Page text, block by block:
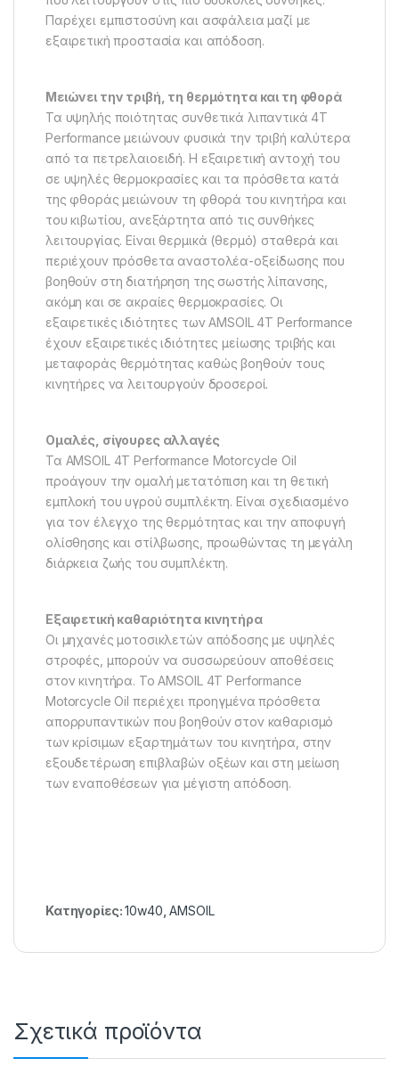
Παρέχει εμπιστοσύνη και ασφάλεια μαζί με
εξαιρετική προστασία και απόδοση.
Μειώνει την τριβή, τη θερμότητα και τη φθορά
Τα υψηλής ποιότητας συνθετικά λιπαντικά 4Τ
Performance μειώνουν φυσικά την τριβή καλύτερα
από τα πετρελαιοειδή. Η εξαιρετική αντοχή του
σε υψηλές θερμοκρασίες και τα πρόσθετα κατά
της φθοράς μειώνουν τη φθορά του κινητήρα και
του κιβωτίου, ανεξάρτητα από τις συνθήκες
λειτουργίας. Είναι θερμικά (θερμό) σταθερά και
περιέχουν πρόσθετα αναστολέα-οξείδωσης που
βοηθούν στη διατήρηση της σωστής λίπανσης,
ακόμη και σε ακραίες θερμοκρασίες. Οι
εξαιρετικές ιδιότητες των AMSOIL 4T Performance
έχουν εξαιρετικές ιδιότητες μείωσης τριβής και
μεταφοράς θερμότητας καθώς βοηθούν τους
κινητήρες να λειτουργούν δροσεροί.
Ομαλές, σίγουρες αλλαγές
Τα AMSOIL 4T Performance Motorcycle Oil
προάγουν την ομαλή μετατόπιση και τη θετική
εμπλοκή του υγρού συμπλέκτη. Είναι σχεδιασμένο
για τον έλεγχο της θερμότητας και την αποφυγή
ολίσθησης και στίλβωσης, προωθώντας τη μεγάλη
διάρκεια ζωής του συμπλέκτη.
Εξαιρετική καθαριότητα κινητήρα
Οι μηχανές μοτοσικλετών απόδοσης με υψηλές
στροφές, μπορούν να συσσωρεύουν αποθέσεις
στον κινητήρα. Το AMSOIL 4T Performance
Motorcycle Oil περιέχει προηγμένα πρόσθετα
απορρυπαντικών που βοηθούν στον καθαρισμό
των κρίσιμων εξαρτημάτων του κινητήρα, στην
εξουδετέρωση επιβλαβών οξέων και στη μείωση
των εναποθέσεων για μέγιστη απόδοση.
Κατηγορίες:10w40 ,AMSOIL
Σχετικά προϊόντα